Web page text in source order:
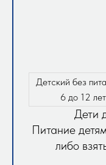
Детский без
6 до 12 лет
Дети
Питание
либо